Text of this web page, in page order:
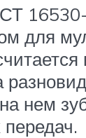
для
нем